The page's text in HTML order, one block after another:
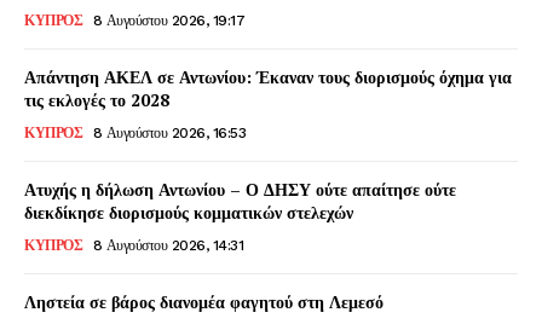
ΚΥΠΡΟΣ 8 Αυγούστου 2026, 19:17
Απάντηση ΑΚΕΛ σε Αντωνίου: Έκαναν τους διορισμούς όχημα για
τις εκλογές το 2028
ΚΥΠΡΟΣ 8 Αυγούστου 2026, 16:53
Ατυχής η δήλωση Αντωνίου – Ο ΔΗΣΥ ούτε απαίτησε ούτε
διεκδίκησε διορισμούς κομματικών στελεχών
ΚΥΠΡΟΣ 8 Αυγούστου 2026, 14:31
Ληστεία σε βάρος διανομέα φαγητού στη Λεμεσό